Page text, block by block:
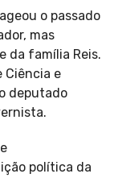
o passado
mas
da família Reis.
Ciência e
deputado
política da